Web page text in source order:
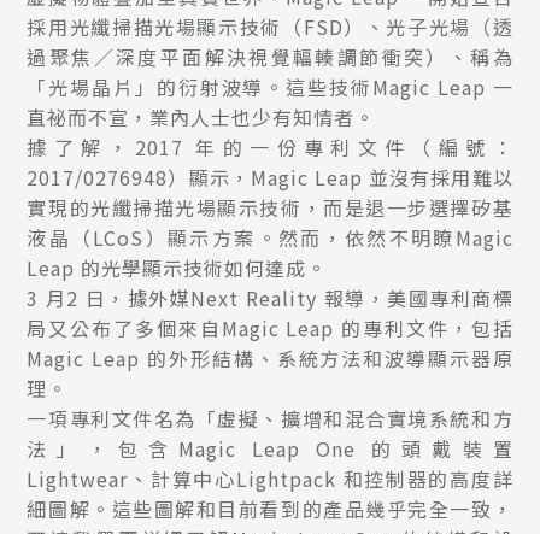
採用光纖掃描光場顯示技術（FSD）、光子光場（透
過聚焦／深度平面解決視覺輻輳調節衝突）、稱為
「光場晶片」的衍射波導。這些技術Magic Leap 一
直祕而不宣，業內人士也少有知情者。
據了解，2017 年的一份專利文件（編號：
2017/0276948）顯示，Magic Leap 並沒有採用難以
實現的光纖掃描光場顯示技術，而是退一步選擇矽基
液晶（LCoS）顯示方案。然而，依然不明瞭Magic
Leap 的光學顯示技術如何達成。
3 月2 日，據外媒Next Reality 報導，美國專利商標
局又公布了多個來自Magic Leap 的專利文件，包括
Magic Leap 的外形結構、系統方法和波導顯示器原
理。
一項專利文件名為「虛擬、擴增和混合實境系統和方
法」，包含Magic Leap One 的頭戴裝置
Lightwear、計算中心Lightpack 和控制器的高度詳
細圖解。這些圖解和目前看到的產品幾乎完全一致，